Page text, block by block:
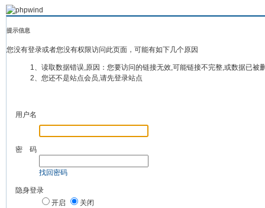
提示信息
您没有登录或者您没有权限访问此页面，可能有如下几个原因
1、读取数据错误,原因：您要访问的链接无效,可能链接不完整,或数据已被
2、您还不是站点会员,请先登录站点
用户名
密 码
找回密码
隐身登录
开启
关闭